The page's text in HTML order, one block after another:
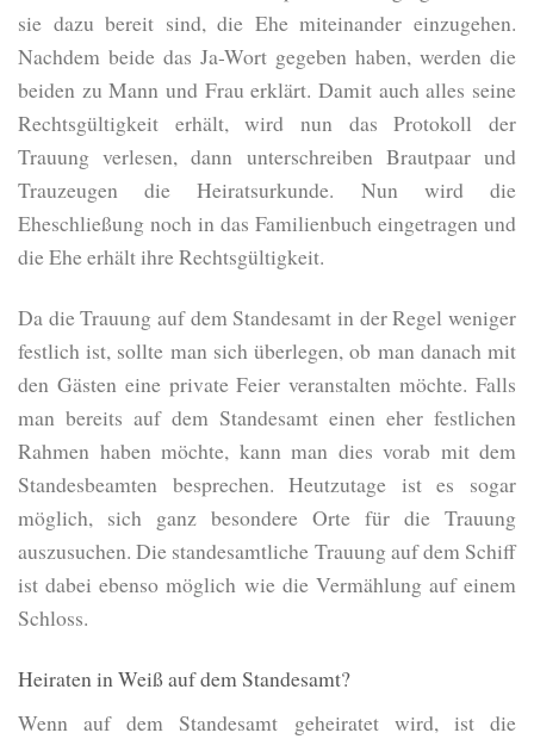
sie dazu bereit sind, die Ehe miteinander einzugehen.
Nachdem beide das Ja-Wort gegeben haben, werden die
beiden zu Mann und Frau erklärt. Damit auch alles seine
Rechtsgültigkeit erhält, wird nun das Protokoll der
Trauung verlesen, dann unterschreiben Brautpaar und
Trauzeugen die Heiratsurkunde. Nun wird die
Eheschließung noch in das Familienbuch eingetragen und
die Ehe erhält ihre Rechtsgültigkeit.
Da die Trauung auf dem Standesamt in der Regel weniger
festlich ist, sollte man sich überlegen, ob man danach mit
den Gästen eine private Feier veranstalten möchte. Falls
man bereits auf dem Standesamt einen eher festlichen
Rahmen haben möchte, kann man dies vorab mit dem
Standesbeamten besprechen. Heutzutage ist es sogar
möglich, sich ganz besondere Orte für die Trauung
auszusuchen. Die standesamtliche Trauung auf dem Schiff
ist dabei ebenso möglich wie die Vermählung auf einem
Schloss.
Heiraten in Weiß auf dem Standesamt?
Wenn auf dem Standesamt geheiratet wird, ist die